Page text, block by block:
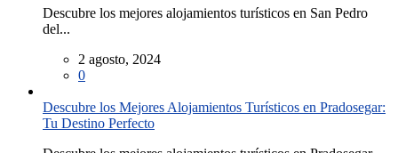
Descubre los mejores alojamientos turísticos en San Pedro
del...
2 agosto, 2024
0
Descubre los Mejores Alojamientos Turísticos en Pradosegar:
Tu Destino Perfecto